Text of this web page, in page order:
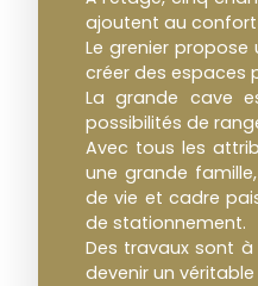
ajoutent au confort
Le grenier
créer des espaces
La grande cave
possibilités de
Avec tous les
une grande
de vie et cadre
de stationnement.
Des travaux sont
devenir un véritable